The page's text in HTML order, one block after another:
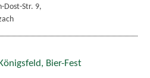
Dost-Str. 9,
Bier-Fest